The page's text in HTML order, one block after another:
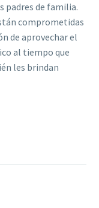
padres de familia.
comprometidas
de aprovechar el
al tiempo que
les brindan